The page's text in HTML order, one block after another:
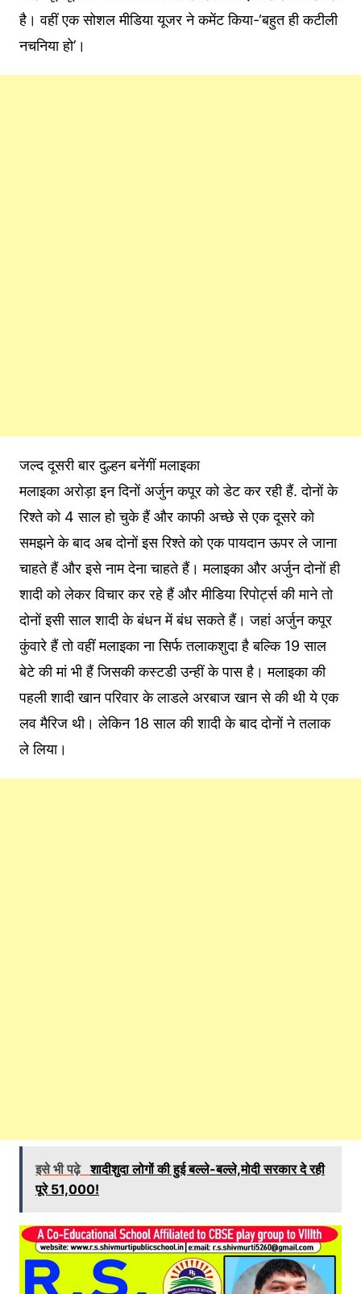
है। वहीं एक सोशल मीडिया यूजर ने कमेंट किया-‘बहुत ही कटीली
नचनिया हो’।
जल्द दूसरी बार दुल्हन बनेंगीं मलाइका
मलाइका अरोड़ा इन दिनों अर्जुन कपूर को डेट कर रही हैं. दोनों के
रिश्ते को 4 साल हो चुके हैं और काफी अच्छे से एक दूसरे को
समझने के बाद अब दोनों इस रिश्ते को एक पायदान ऊपर ले जाना
चाहते हैं और इसे नाम देना चाहते हैं। मलाइका और अर्जुन दोनों ही
शादी को लेकर विचार कर रहे हैं और मीडिया रिपोर्ट्स की माने तो
दोनों इसी साल शादी के बंधन में बंध सकते हैं। जहां अर्जुन कपूर
कुंवारे हैं तो वहीं मलाइका ना सिर्फ तलाकशुदा है बल्कि 19 साल
बेटे की मां भी हैं जिसकी कस्टडी उन्हीं के पास है। मलाइका की
पहली शादी खान परिवार के लाडले अरबाज खान से की थी ये एक
लव मैरिज थी। लेकिन 18 साल की शादी के बाद दोनों ने तलाक
ले लिया।
इसे भी पढ़े शादीशुदा लोगों की हुई बल्ले-बल्ले,मोदी सरकार दे रही
पूरे 51,000!